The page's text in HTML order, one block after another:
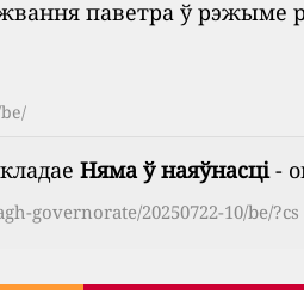
паветра ў рэжыме
Няма ў наяўнасці-
governorate/20250722-10/be/?cs